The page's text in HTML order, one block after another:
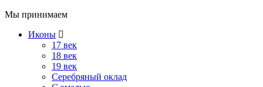
Мы принимаем
Иконы
17 век
18 век
19 век
Серебряный оклад